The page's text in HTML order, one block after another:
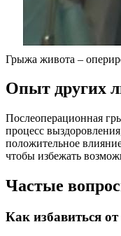
Грыжа живота –
Опыт других
Послеоперационная
процесс
положительное
чтобы избежать
Частые
Как избавиться